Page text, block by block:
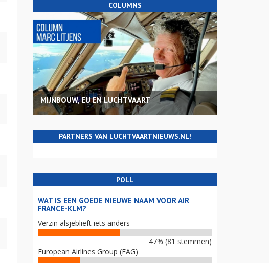
COLUMNS
MIJNBOUW, EU EN LUCHTVAART
PARTNERS VAN LUCHTVAARTNIEUWS.NL!
POLL
WAT IS EEN GOEDE NIEUWE NAAM VOOR AIR
FRANCE-KLM?
Verzin alsjeblieft iets anders
47% (81 stemmen)
European Airlines Group (EAG)